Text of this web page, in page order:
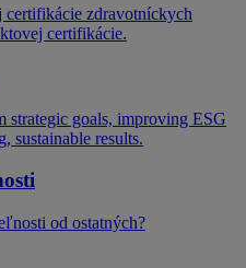
zdravotníckych
certifikácie.
strategic goals, improving ESG
sustainable results.
od ostatných?